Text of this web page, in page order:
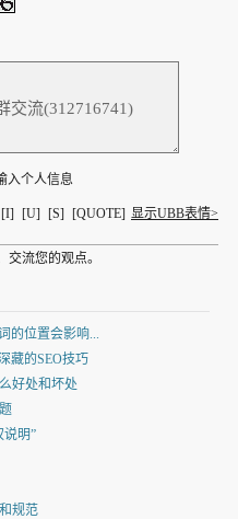
入个人信息
[I] [U] [S] [QUOTE] 显示UBB表情>
流您的观点。
的位置会影响...
藏的SEO技巧
好处和坏处
说明”
规范